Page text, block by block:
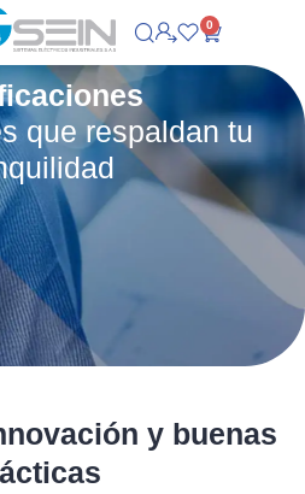
0
que respaldan tu
y buenas